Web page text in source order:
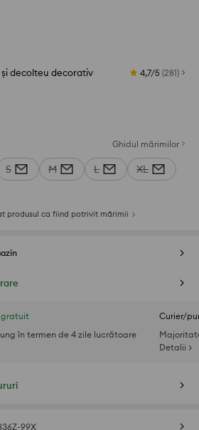
decolteu decorativ 4,7/5 (281)
Ghidul mărimilor
S M L
XL
produsul ca fiind potrivit mărimii
în termen de 4 zile lucrătoare
Curier/
Detalii >
99X